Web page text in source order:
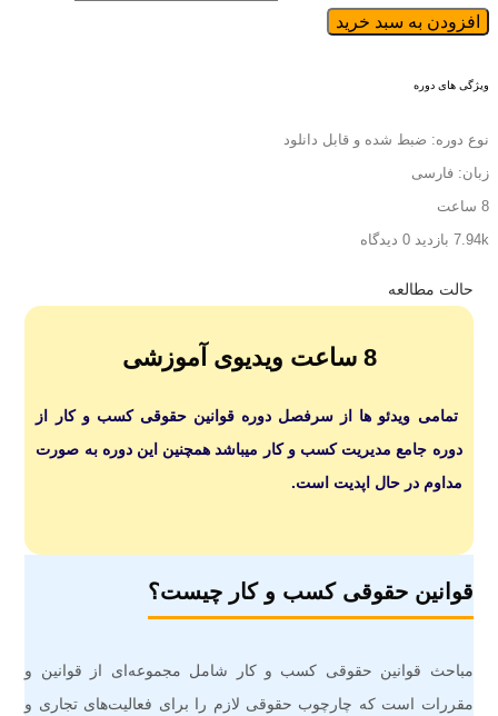
افزودن به سبد خرید
ویژگی های دوره
نوع دوره: ضبط شده و قابل دانلود
زبان: فارسی
8 ساعت
7.94k بازدید
حالت مطالعه
8 ساعت ویدیوی آموزشی
تمامی ویدئو ها از سرفصل دوره قوانین حقوقی کسب و کار از
دوره جامع مدیریت کسب و کار میباشد همچنین این دوره به صورت
مداوم در حال اپدیت است.
قوانین حقوقی کسب و کار چیست؟
مباحث قوانین حقوقی کسب‌ و کار شامل مجموعه‌ای از قوانین و
مقررات است که چارچوب حقوقی لازم را برای فعالیت‌های تجاری و